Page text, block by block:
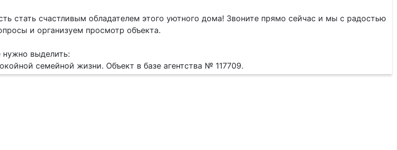
стать счастливым обладателем этого уютного дома! Звоните прямо сейчас и мы с радостью
и организуем просмотр объекта.
выделить:
семейной жизни. Объект в базе агентства № 117709.